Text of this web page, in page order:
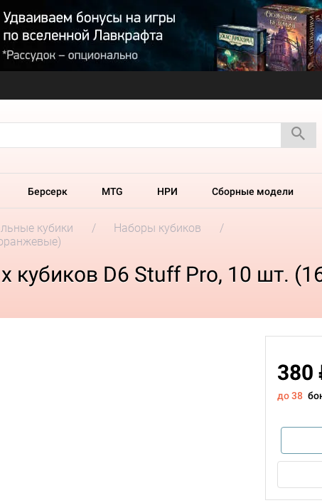
Берсерк MTG НРИ Сборные модели
кубики
Наборы кубиков
кубиков D6 Stuff Pro, 10 шт.
380
до 38